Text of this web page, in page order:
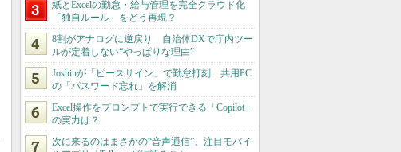
紙とExcelの勤怠・給与管理を完全クラウド化
「独自ルール」をどう再現？
8割がアナログに逆戻り 自治体DXで庁内ツー
ルが定着しない“やっぱりな理由”
Joshinが「ピースサイン」で勤怠打刻 共用PC
の「パスワード忘れ」を解消
Excel操作をプロンプトで実行できる「Copilot」
の実力は？
次に来るのはまさかの“音声通信”、注目モバイ